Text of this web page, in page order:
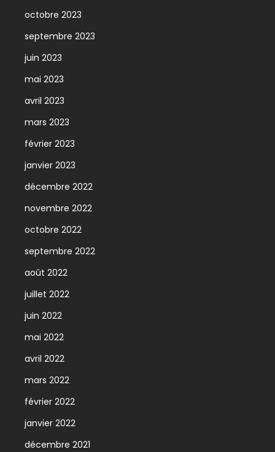
octobre 2023
septembre 2023
juin 2023
mai 2023
avril 2023
mars 2023
février 2023
janvier 2023
décembre 2022
novembre 2022
octobre 2022
septembre 2022
août 2022
juillet 2022
juin 2022
mai 2022
avril 2022
mars 2022
février 2022
janvier 2022
décembre 2021